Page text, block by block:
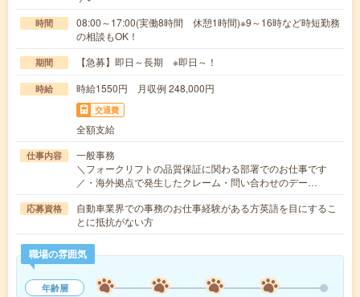
時間
08:00～17:00(実働8時間 休憩1時間)※9～16時など時短勤務
の相談もOK！
期間 【急募】即日～長期 ※即日～！
時給 時給1550円 月収例 248,000円
交通費
全額支給
仕事内容
一般事務
＼フォークリフトの品質保証に関わる部署でのお仕事です
／・海外拠点で発生したクレーム・問い合わせのデー…
応募資格
自動車業界での事務のお仕事経験がある方英語を目にするこ
とに抵抗がない方
職場の雰囲気
年齢層